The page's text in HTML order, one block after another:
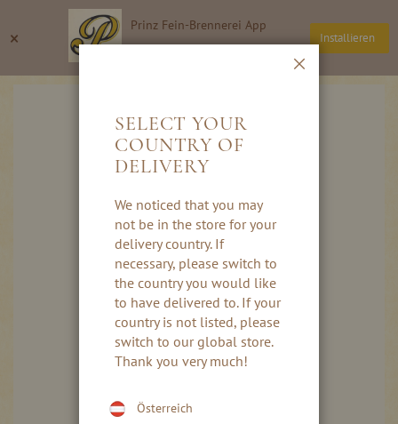
× Prinz Fein-Brennerei App
Installieren
Inhalt
Suche
SELECT YOUR
COUNTRY OF
DELIVERY
We noticed that you may
not be in the store for your
delivery country. If
necessary, please switch to
the country you would like
to have delivered to. If your
country is not listed, please
switch to our global store.
Thank you very much!
Österreich